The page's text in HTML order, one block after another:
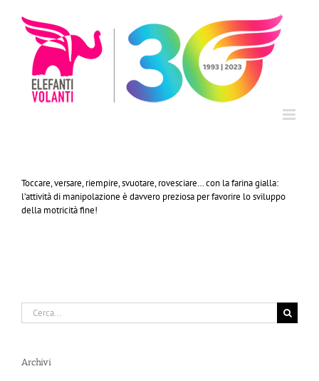
contenuto
Toccare, versare, riempire, svuotare, rovesciare… con la farina gialla:
l’attività di manipolazione è davvero preziosa per favorire lo sviluppo
della motricità fine!
Cerca
per:
Archivi